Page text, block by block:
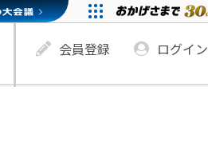
会員登録 ログイン